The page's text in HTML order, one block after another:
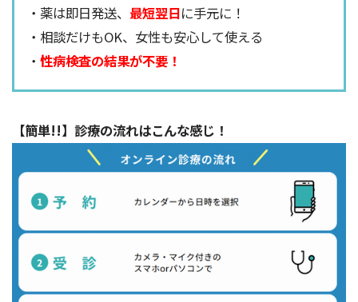
・薬は即日発送、 最短翌日に手元に！
・相談だけもOK、女性も安心して使える
・性病検査の結果が不要！
【簡単!!】診療の流れはこんな感じ！